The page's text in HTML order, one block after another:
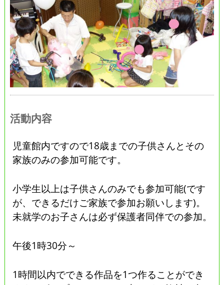
活動内容
児童館内ですので18歳までの子供さんとその
家族のみの参加可能です。
小学生以上は子供さんのみでも参加可能(です
が、できるだけご家族で参加お願いします)。
未就学のお子さんは必ず保護者同伴での参加。
午後1時30分～
1時間以内でできる作品を1つ作ることができ